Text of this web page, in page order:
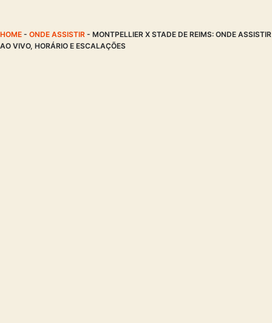
HOME - ONDE ASSISTIR - MONTPELLIER X STADE DE REIMS: ONDE ASSISTIR
AO VIVO, HORÁRIO E ESCALAÇÕES